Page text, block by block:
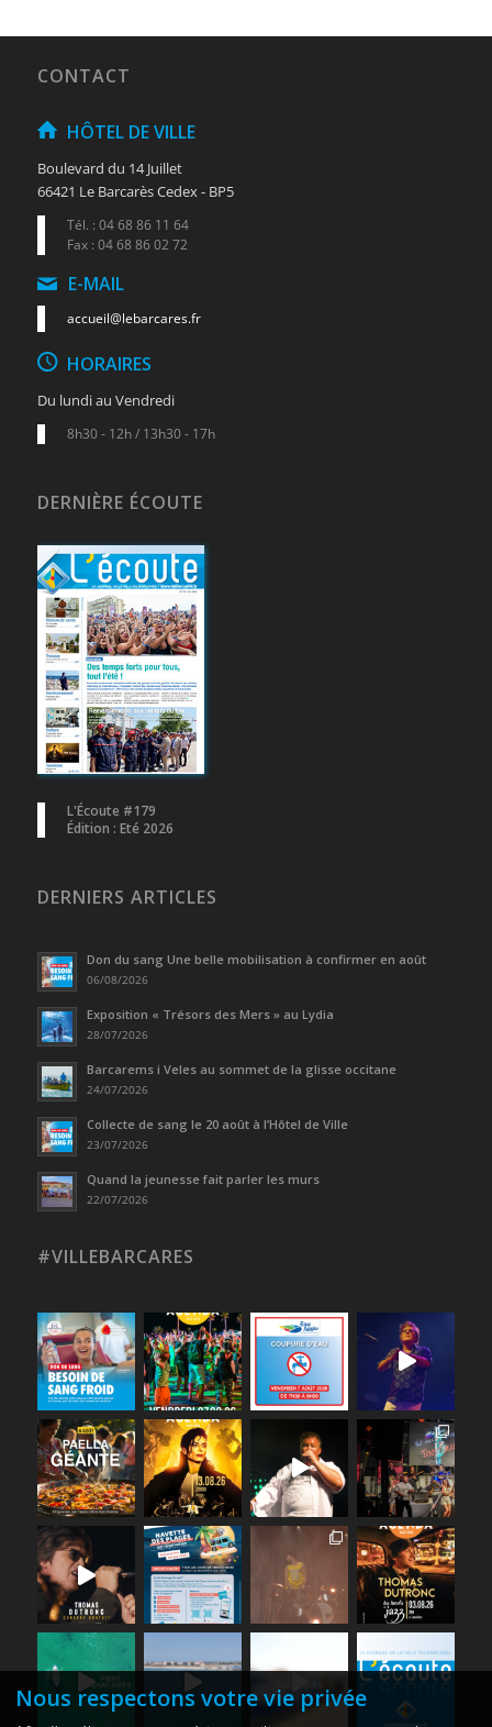
CONTACT
HÔTEL DE VILLE
Boulevard du 14 Juillet
66421 Le Barcarès Cedex - BP5
Tél. : 04 68 86 11 64
Fax : 04 68 86 02 72
E-MAIL
accueil@lebarcares.fr
HORAIRES
Du lundi au Vendredi
8h30 - 12h / 13h30 - 17h
DERNIÈRE ÉCOUTE
L'Écoute #179
Édition : Eté 2026
DERNIERS ARTICLES
Don du sang Une belle mobilisation à confirmer en août
06/08/2026
Exposition « Trésors des Mers » au Lydia
28/07/2026
Barcarems i Veles au sommet de la glisse occitane
24/07/2026
Collecte de sang le 20 août à l’Hôtel de Ville
23/07/2026
Quand la jeunesse fait parler les murs
22/07/2026
#VILLEBARCARES
Nous respectons votre vie privée